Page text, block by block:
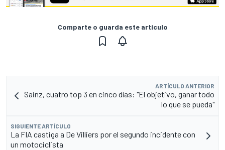
Comparte o guarda este artículo
ARTÍCULO ANTERIOR
Sainz, cuatro top 3 en cinco días: "El objetivo, ganar todo
lo que se pueda"
SIGUIENTE ARTÍCULO
La FIA castiga a De Villiers por el segundo incidente con
un motociclista